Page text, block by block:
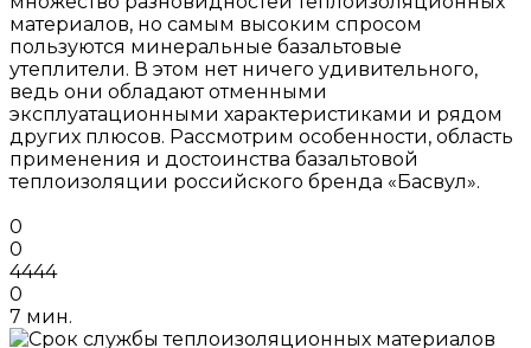
материалов, но самым высоким спросом
пользуются минеральные базальтовые
утеплители. В этом нет ничего удивительного,
ведь они обладают отменными
эксплуатационными характеристиками и рядом
других плюсов. Рассмотрим особенности, область
применения и достоинства базальтовой
теплоизоляции российского бренда «Басвул».
0
0
4444
0
7 мин.